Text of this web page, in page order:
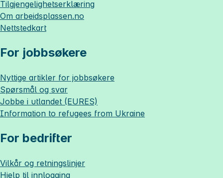
Tilgjengelighetserklæring
Om arbeidsplassen.no
Nettstedkart
For jobbsøkere
Nyttige artikler for jobbsøkere
Spørsmål og svar
Jobbe i utlandet (EURES)
Information to refugees from Ukraine
For bedrifter
Vilkår og retningslinjer
Hjelp til innlogging